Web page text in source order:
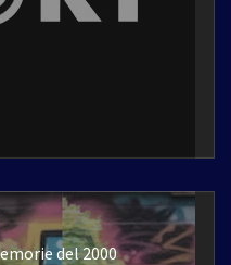
del 2000